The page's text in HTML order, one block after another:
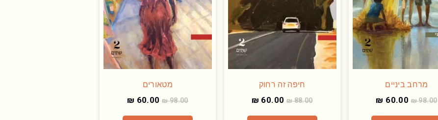
מרחב ביניים
₪98.00
₪ 60.00
חיפה זה רחוק
₪88.00
₪ 60.00
מטאורים
₪98.00
₪ 60.00